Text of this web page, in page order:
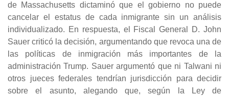
de Massachusetts dictaminó que el gobierno no puede
cancelar el estatus de cada inmigrante sin un análisis
individualizado. En respuesta, el Fiscal General D. John
Sauer criticó la decisión, argumentando que revoca una de
las políticas de inmigración más importantes de la
administración Trump. Sauer argumentó que ni Talwani ni
otros jueces federales tendrían jurisdicción para decidir
sobre el asunto, alegando que, según la Ley de